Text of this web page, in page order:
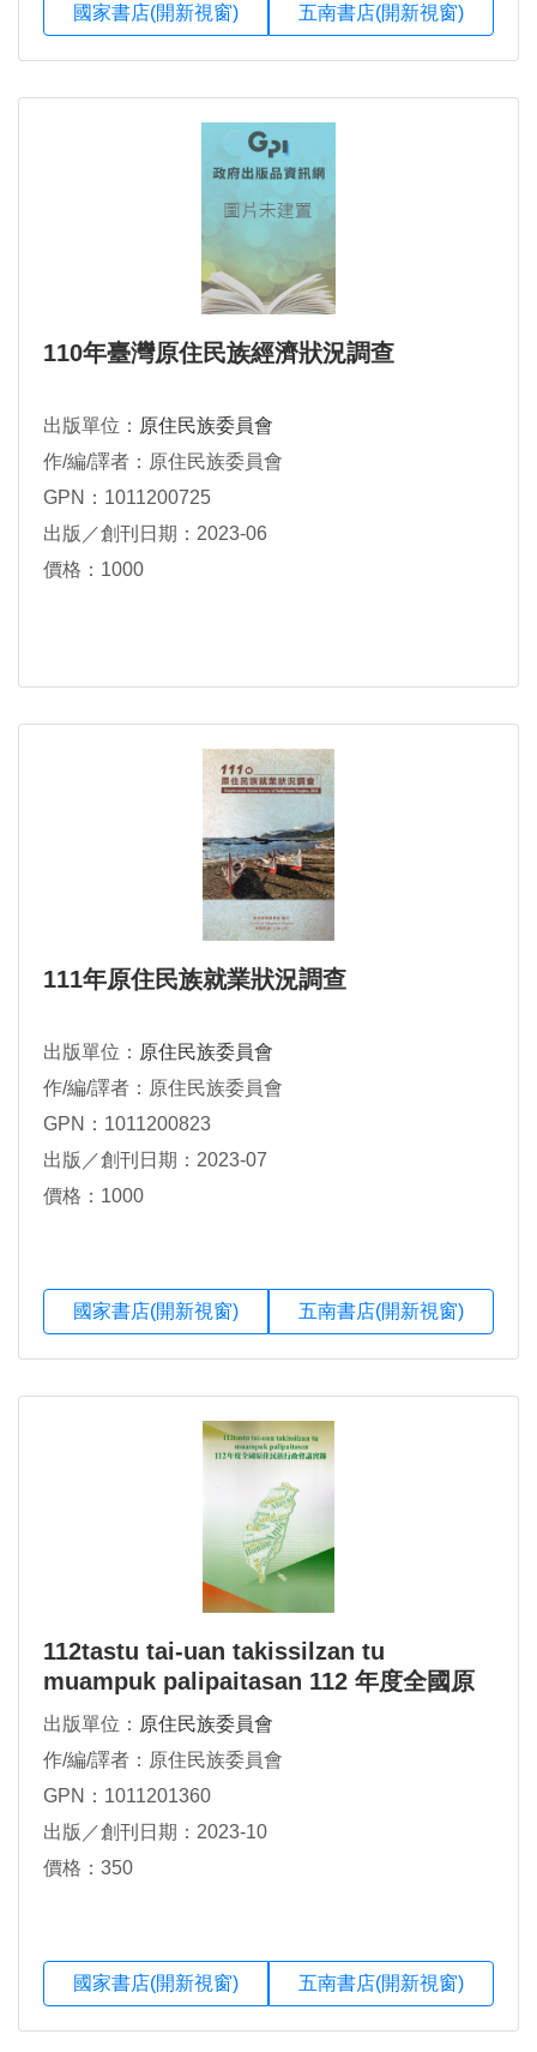
國家書店(開新視窗) 五南書店(開新視窗)
110年臺灣原住民族經濟狀況調查
出版單位： 原住民族委員會
作/編/譯者：原住民族委員會
GPN：1011200725
出版／創刊日期：2023-06
價格：1000
111年原住民族就業狀況調查
出版單位： 原住民族委員會
作/編/譯者：原住民族委員會
GPN：1011200823
出版／創刊日期：2023-07
價格：1000
國家書店(開新視窗) 五南書店(開新視窗)
112tastu tai-uan takissilzan tu
muampuk palipaitasan 112 年度全國原
住民族行政會議實錄
出版單位： 原住民族委員會
作/編/譯者：原住民族委員會
GPN：1011201360
出版／創刊日期：2023-10
價格：350
國家書店(開新視窗) 五南書店(開新視窗)